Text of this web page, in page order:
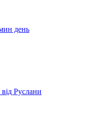
день
Руслани